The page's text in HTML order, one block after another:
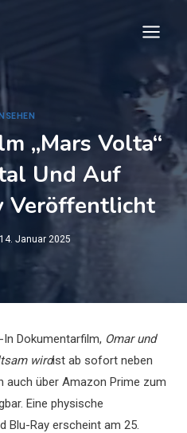
„Mars Volta“
Und Auf
Veröffentlicht
14. Januar 2025
Dokumentarfilm, Omar und
wirdist ab sofort neben
auch über Amazon Prime zum
Eine physische
Blu-Ray erscheint am 25.